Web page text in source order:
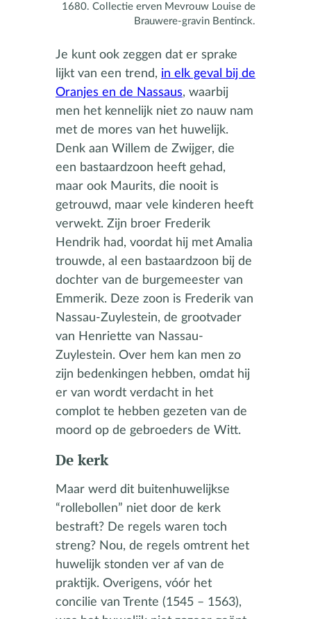
1680. Collectie erven Mevrouw Louise de
Brauwere-gravin Bentinck.
Je kunt ook zeggen dat er sprake
lijkt van een trend, in elk geval bij de
Oranjes en de Nassaus, waarbij
men het kennelijk niet zo nauw nam
met de mores van het huwelijk.
Denk aan Willem de Zwijger, die
een bastaardzoon heeft gehad,
maar ook Maurits, die nooit is
getrouwd, maar vele kinderen heeft
verwekt. Zijn broer Frederik
Hendrik had, voordat hij met Amalia
trouwde, al een bastaardzoon bij de
dochter van de burgemeester van
Emmerik. Deze zoon is Frederik van
Nassau-Zuylestein, de grootvader
van Henriette van Nassau-
Zuylestein. Over hem kan men zo
zijn bedenkingen hebben, omdat hij
er van wordt verdacht in het
complot te hebben gezeten van de
moord op de gebroeders de Witt.
De kerk
Maar werd dit buitenhuwelijkse
“rollebollen” niet door de kerk
bestraft? De regels waren toch
streng? Nou, de regels omtrent het
huwelijk stonden ver af van de
praktijk. Overigens, vóór het
concilie van Trente (1545 – 1563),